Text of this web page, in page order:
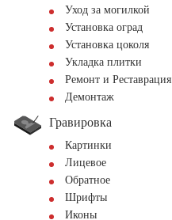
Уход за могилкой
Установка оград
Установка цоколя
Укладка плитки
Ремонт и Реставрация
Демонтаж
Гравировка
Картинки
Лицевое
Обратное
Шрифты
Иконы